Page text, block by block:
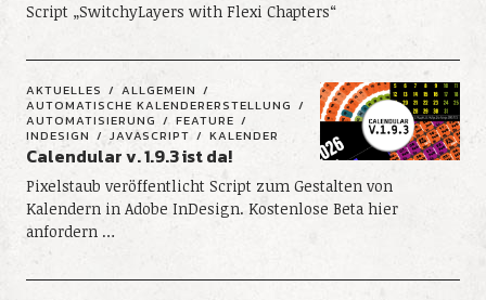
Script „SwitchyLayers with Flexi Chapters“
AKTUELLES
ALLGEMEIN
AUTOMATISCHE KALENDERERSTELLUNG
AUTOMATISIERUNG
FEATURE
INDESIGN
JAVASCRIPT KALENDER
Calendular v. 1.9.3 ist da!
Pixelstaub veröffentlicht Script zum Gestalten von
Kalendern in Adobe InDesign. Kostenlose Beta hier
anfordern …